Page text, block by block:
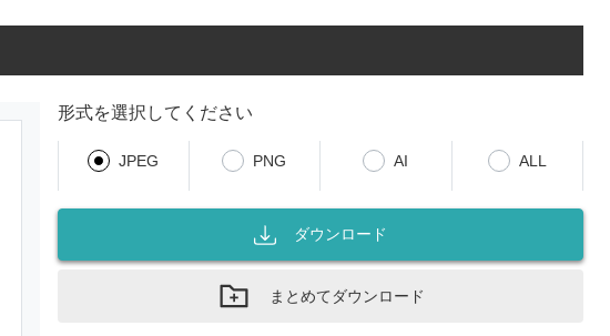
形式を選択してください
JPEG PNG AI ALL
ダウンロード
まとめてダウンロード